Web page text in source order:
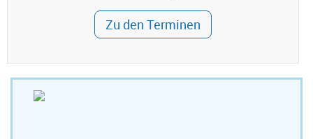
Zu den Terminen